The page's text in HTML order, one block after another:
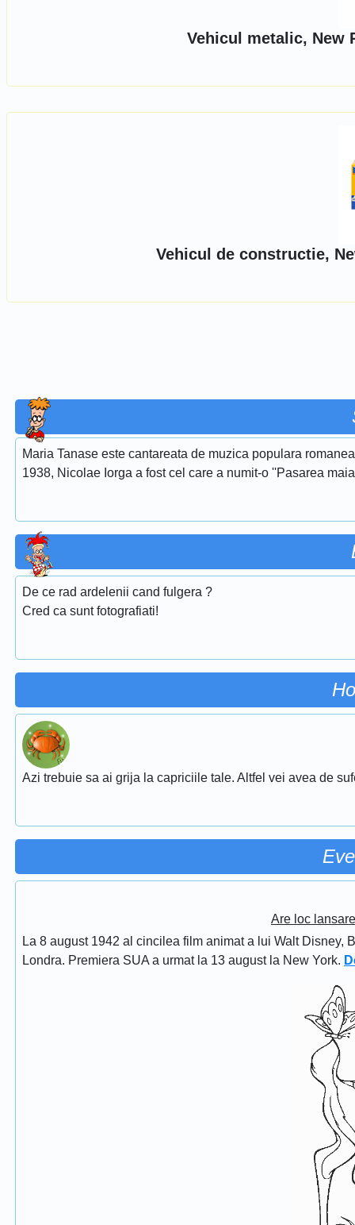
Vehicul metalic, New
Vehicul de constructie,
Maria Tanase este cantareata de muzica populara
1938, Nicolae Iorga a fost cel care a numit-o ''Pasarea
De ce rad ardelenii cand fulgera ?
Cred ca sunt fotografiati!
Azi trebuie sa ai grija la capriciile tale. Altfel vei avea de
Are loc
La 8 august 1942 al cincilea film animat a lui Walt
Londra. Premiera SUA a urmat la 13 august la New York.